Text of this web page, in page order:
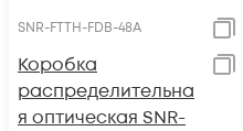
SNR-FTTH-FDB-48A
Коробка
распределительна
я оптическая SNR-